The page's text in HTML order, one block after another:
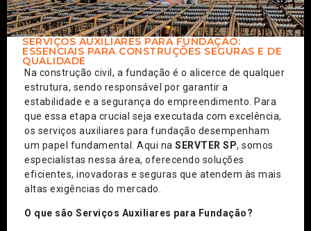
SERVIÇOS AUXILIARES PARA FUNDAÇÃO:
ESSENCIAIS PARA CONSTRUÇÕES SEGURAS E DE
QUALIDADE
Na construção civil, a fundação é o alicerce de qualquer
estrutura, sendo responsável por garantir a
estabilidade e a segurança do empreendimento. Para
que essa etapa crucial seja executada com excelência,
os serviços auxiliares para fundação desempenham
um papel fundamental. Aqui na SERVTER SP, somos
especialistas nessa área, oferecendo soluções
eficientes, inovadoras e seguras que atendem às mais
altas exigências do mercado.
O que são Serviços Auxiliares para Fundação?